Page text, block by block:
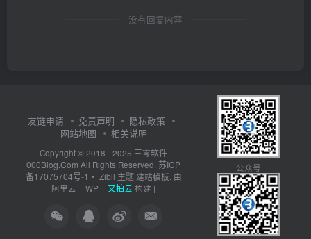
没有回复内容
友链申请 免责声明
隐私政策
网站地图
相关说明
Copyright © 2018 - 2025 三零软件
000Blog.Com All Rights Reserved. 苏ICP
备17075704号-1 ・ Zibll 主题建站模板. 由
阿里云 + WP + 又拍云构建 |
公众号